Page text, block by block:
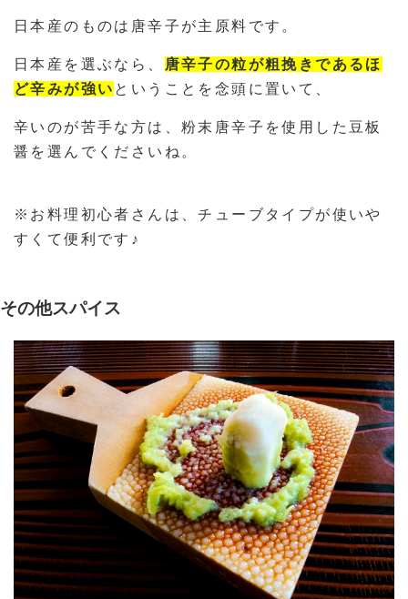
日本産のものは唐辛子が主原料です。
日本産を選ぶなら、
唐辛子の粒が粗挽きであるほ
ど辛みが強い ということを念頭に置いて、
辛いのが苦手な方は、粉末唐辛子を使用した豆板
醤を選んでくださいね。
※お料理初心者さんは、チューブタイプが使いや
すくて便利です♪
その他スパイス